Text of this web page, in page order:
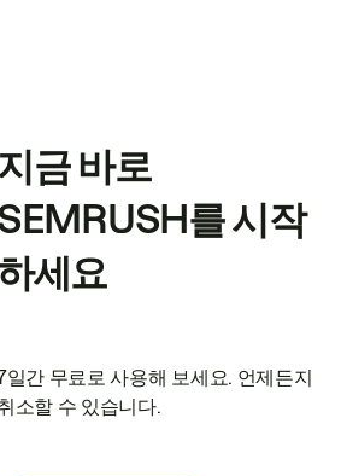
금 바로
를 시작
세요
일간 무료로 사용해 보세요. 언제든지
소할 수 있습니다.